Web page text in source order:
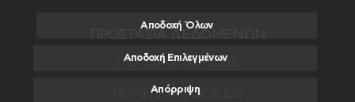
Αποδοχή Όλων
Αποδοχή Επιλεγμένων
Απόρριψη
ΠΡΟΣΤΑΣΙΑ ΔΕΔΟΜΕΝΩΝ
ΠΟΛΙΤΙΚΉ ΧΡΉΣΗΣ
ΠΟΛΙΤΙΚΉ COOKIES